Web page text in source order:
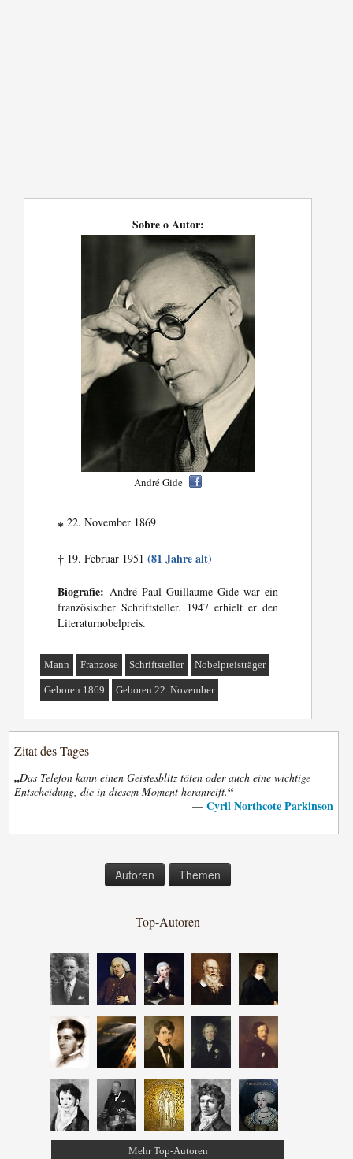
Sobre o Autor:
André Gide
* 22. November 1869
† 19. Februar 1951(81 Jahre alt)
Biografie: André Paul Guillaume Gide war ein
französischer Schriftsteller. 1947 erhielt er den
Literaturnobelpreis.
Mann Franzose Schriftsteller Nobelpreisträger
Geboren 1869 Geboren 22. November
Zitat des Tages
„Das Telefon kann einen Geistesblitz töten oder auch eine wichtige
Entscheidung, die in diesem Moment heranreift.“
— Cyril Northcote Parkinson
Autoren Themen
Top-Autoren
Mehr Top-Autoren